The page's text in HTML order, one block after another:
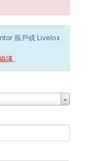
賬戶或 Livelox
議。